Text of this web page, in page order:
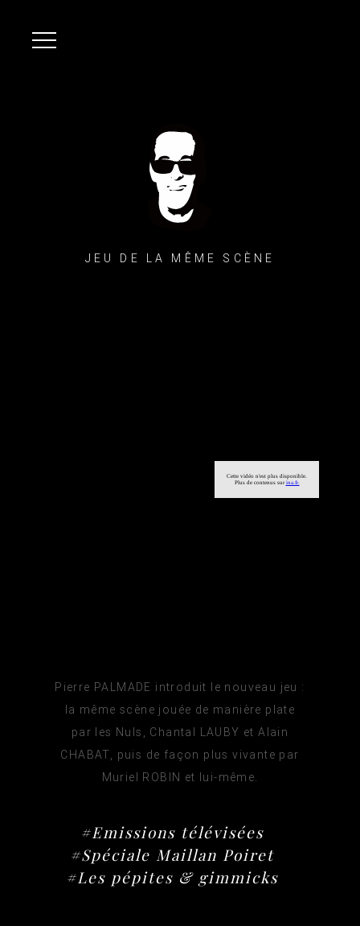
JEU DE LA MÊME SCÈNE
Pierre PALMADE introduit le nouveau jeu :
la même scène jouée de manière plate
par les Nuls, Chantal LAUBY et Alain
CHABAT, puis de façon plus vivante par
Muriel ROBIN et lui-même.
#Emissions télévisées
#Spéciale Maillan Poiret
#Les pépites & gimmicks